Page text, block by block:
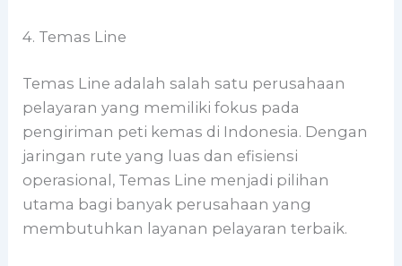
4. Temas Line
Temas Line adalah salah satu perusahaan
pelayaran yang memiliki fokus pada
pengiriman peti kemas di Indonesia. Dengan
jaringan rute yang luas dan efisiensi
operasional, Temas Line menjadi pilihan
utama bagi banyak perusahaan yang
membutuhkan layanan pelayaran terbaik.